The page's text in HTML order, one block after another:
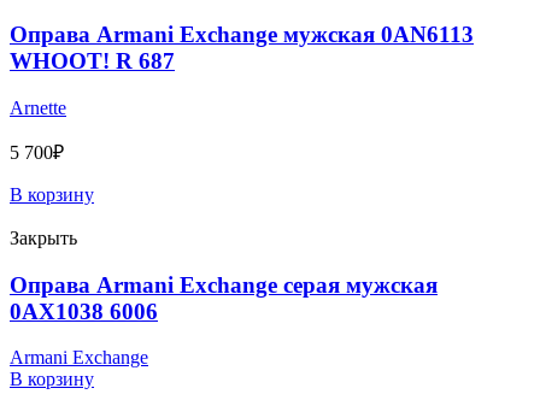
Оправа Armani Exchange мужская 0AN6113
WHOOT! R 687
Arnette
5 700₽
В корзину
Закрыть
Оправа Armani Exchange серая мужская
0AX1038 6006
Armani Exchange
В корзину